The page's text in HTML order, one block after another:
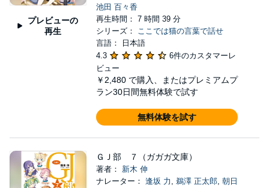
プレビューの
再生
池田 百々香
再生時間： 7 時間 39 分
シリーズ： ここでは猫の言葉で話せ
言語： 日本語
4.3
6件のカスタマーレ
ビュー
￥2,480 で購入、またはプレミアムプ
ラン30日間無料体験で試す
無料体験を試す
ＧＪ部 ７（ガガガ文庫）
著者： 新木 伸
ナレーター： 逢坂 力 , 鵜澤 正太郎, 朝日